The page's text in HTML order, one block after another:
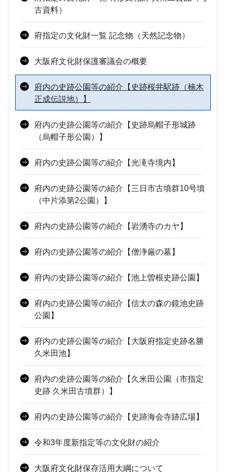
古資料）
府指定の文化財一覧 記念物（天然記念物）
大阪府文化財保護審議会の概要
府内の史跡公園等の紹介【史跡桜井駅跡（楠木
正成伝説地）】
府内の史跡公園等の紹介【史跡烏帽子形城跡
（烏帽子形公園）】
府内の史跡公園等の紹介【光滝寺境内】
府内の史跡公園等の紹介【三日市古墳群10号墳
（中片添第2公園）】
府内の史跡公園等の紹介【岩湧寺のカヤ】
府内の史跡公園等の紹介【僧浄厳の墓】
府内の史跡公園等の紹介【池上曽根史跡公園】
府内の史跡公園等の紹介【信太の森の鏡池史跡
公園】
府内の史跡公園等の紹介【大阪府指定史跡名勝
久米田池】
府内の史跡公園等の紹介【久米田公園（市指定
史跡 久米田古墳群）】
府内の史跡公園等の紹介【史跡海会寺跡広場】
令和3年度新指定等の文化財の紹介
大阪府文化財保存活用大綱について